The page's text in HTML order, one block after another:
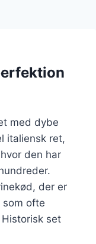
med dybe
italiensk ret,
den har
der er
ofte
set